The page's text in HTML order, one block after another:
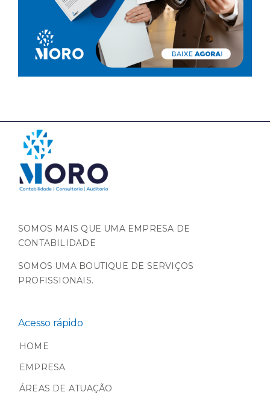
SOMOS MAIS QUE UMA EMPRESA DE
CONTABILIDADE
SOMOS UMA BOUTIQUE DE SERVIÇOS
PROFISSIONAIS.
Acesso rápido
HOME
EMPRESA
ÁREAS DE ATUAÇÃO